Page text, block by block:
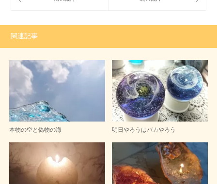
関連記事
本物の空と偽物の海 明日やろうはバカやろう